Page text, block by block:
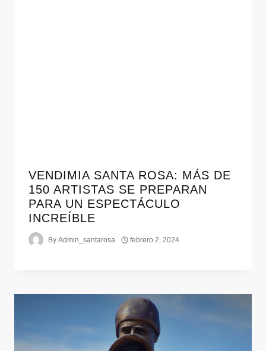
VENDIMIA SANTA ROSA: MÁS DE
150 ARTISTAS SE PREPARAN
PARA UN ESPECTÁCULO
INCREÍBLE
By Admin_santarosa febrero 2, 2024